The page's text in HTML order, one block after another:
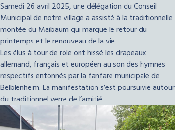
Samedi 26 avril 2025, une délégation du Conseil
Municipal de notre village a assisté à la traditionnelle
montée du Maibaum qui marque le retour du
printemps et le renouveau de la vie.
Les élus à tour de role ont hissé les drapeaux
allemand, français et européen au son des hymnes
respectifs entonnés par la fanfare municipale de
Belblenheim. La manifestation s’est poursuivie autour
du traditionnel verre de l’amitié.